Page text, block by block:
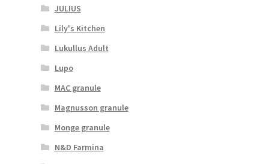
JULIUS
Lily's Kitchen
Lukullus Adult
Lupo
MAC granule
Magnusson granule
Monge granule
N&D Farmina